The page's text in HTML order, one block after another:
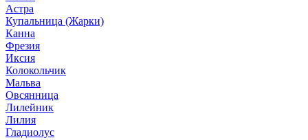
Астра
Купальница (Жарки)
Канна
Фрезия
Иксия
Колокольчик
Мальва
Овсянница
Лилейник
Лилия
Гладиолус